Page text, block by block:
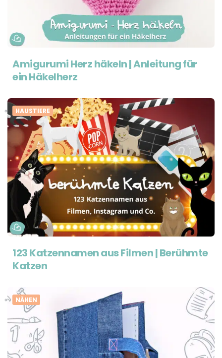
Amigurumi Herz häkeln | Anleitung für
ein Häkelherz
HAUSTIERE
123 Katzennamen aus Filmen | Berühmte
Katzen
NÄHEN